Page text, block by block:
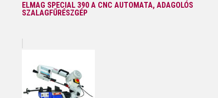
ELMAG SPECIAL 390 A CNC AUTOMATA, ADAGOLÓS
SZALAGFŰRÉSZGÉP